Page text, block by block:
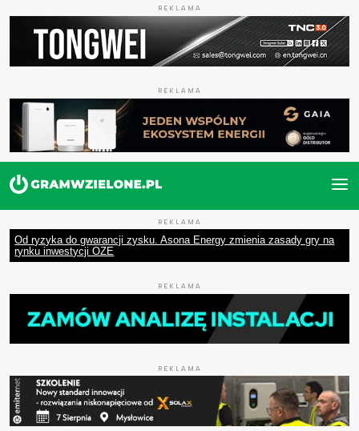
REKLAMA
REKLAMA
REKLAMA
Od ryzyka do gwarancji zysku. Asona Energy zmienia zasady gry na
rynku inwestycji OZE
REKLAMA
REKLAMA